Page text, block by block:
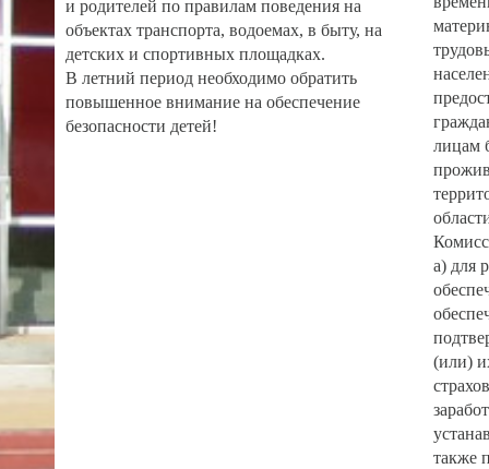
и родителей по правилам поведения на
объектах транспорта, водоемах, в быту, на
детских и спортивных площадках.
В летний период необходимо обратить
повышенное внимание на обеспечение
безопасности детей!
лицам
а) для
(или)
также